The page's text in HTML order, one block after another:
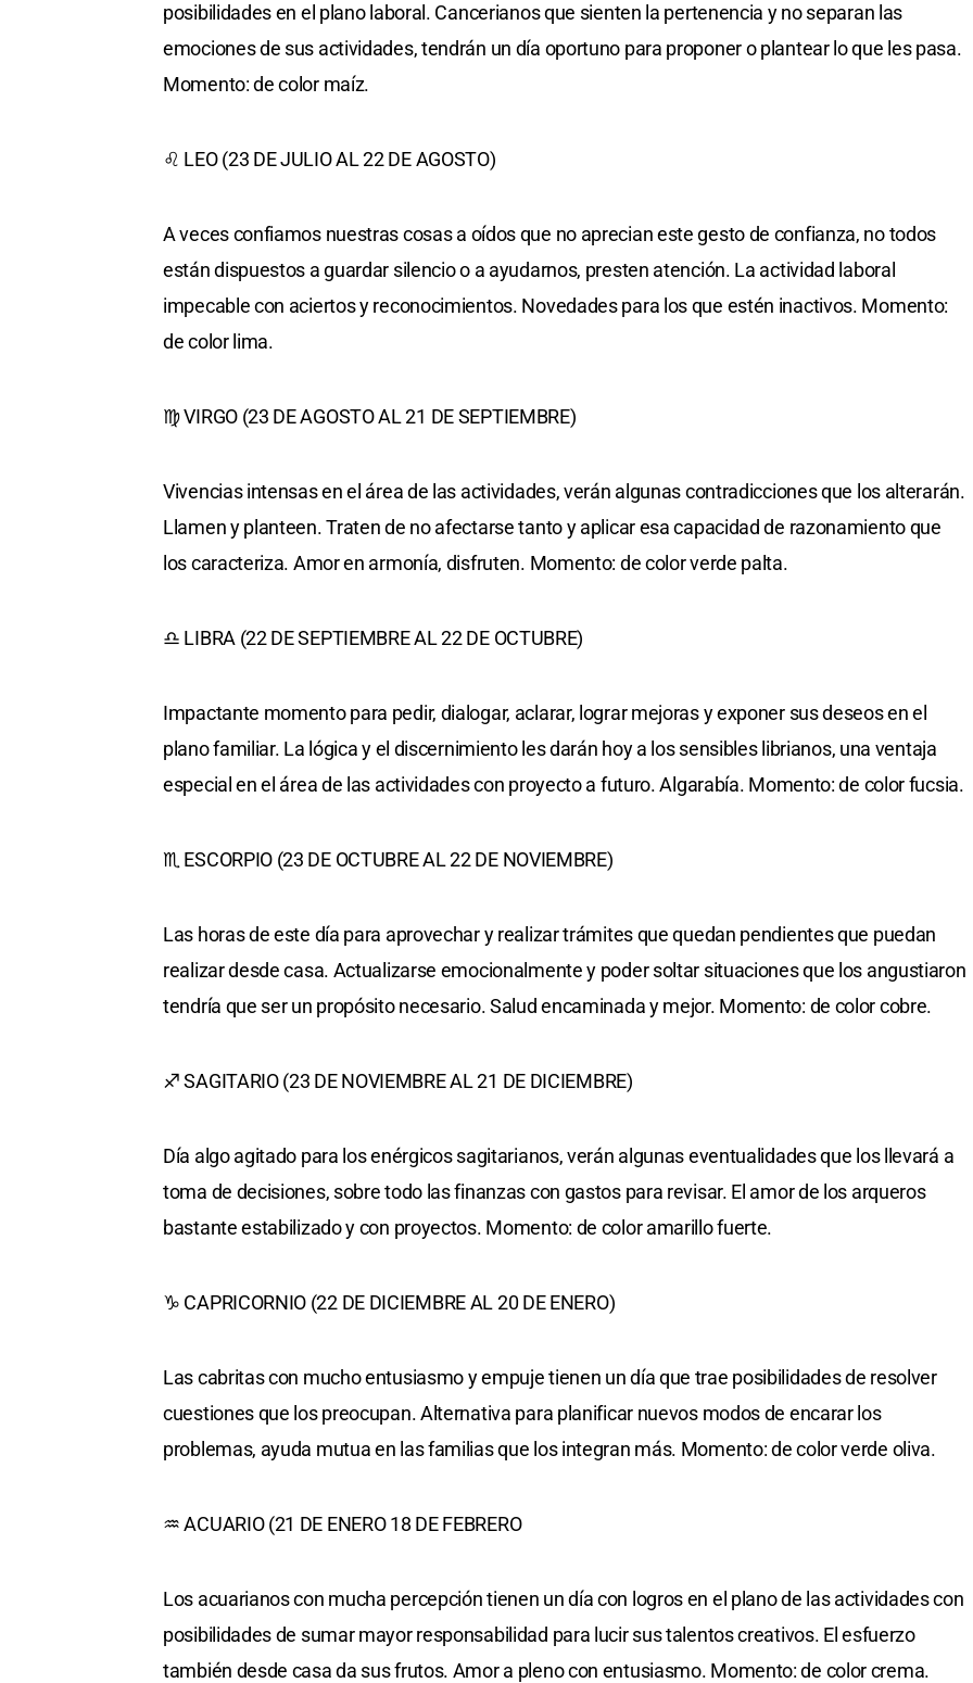
posibilidades en el plano laboral. Cancerianos que sienten la pertenencia y no separan las
emociones de sus actividades, tendrán un día oportuno para proponer o plantear lo que les pasa.
Momento: de color maíz.
♌ LEO (23 DE JULIO AL 22 DE AGOSTO)
A veces confiamos nuestras cosas a oídos que no aprecian este gesto de confianza, no todos
están dispuestos a guardar silencio o a ayudarnos, presten atención. La actividad laboral
impecable con aciertos y reconocimientos. Novedades para los que estén inactivos. Momento:
de color lima.
♍ VIRGO (23 DE AGOSTO AL 21 DE SEPTIEMBRE)
Vivencias intensas en el área de las actividades, verán algunas contradicciones que los alterarán.
Llamen y planteen. Traten de no afectarse tanto y aplicar esa capacidad de razonamiento que
los caracteriza. Amor en armonía, disfruten. Momento: de color verde palta.
♎ LIBRA (22 DE SEPTIEMBRE AL 22 DE OCTUBRE)
Impactante momento para pedir, dialogar, aclarar, lograr mejoras y exponer sus deseos en el
plano familiar. La lógica y el discernimiento les darán hoy a los sensibles librianos, una ventaja
especial en el área de las actividades con proyecto a futuro. Algarabía. Momento: de color fucsia.
♏ ESCORPIO (23 DE OCTUBRE AL 22 DE NOVIEMBRE)
Las horas de este día para aprovechar y realizar trámites que quedan pendientes que puedan
realizar desde casa. Actualizarse emocionalmente y poder soltar situaciones que los angustiaron
tendría que ser un propósito necesario. Salud encaminada y mejor. Momento: de color cobre.
♐ SAGITARIO (23 DE NOVIEMBRE AL 21 DE DICIEMBRE)
Día algo agitado para los enérgicos sagitarianos, verán algunas eventualidades que los llevará a
toma de decisiones, sobre todo las finanzas con gastos para revisar. El amor de los arqueros
bastante estabilizado y con proyectos. Momento: de color amarillo fuerte.
♑ CAPRICORNIO (22 DE DICIEMBRE AL 20 DE ENERO)
Las cabritas con mucho entusiasmo y empuje tienen un día que trae posibilidades de resolver
cuestiones que los preocupan. Alternativa para planificar nuevos modos de encarar los
problemas, ayuda mutua en las familias que los integran más. Momento: de color verde oliva.
♒ ACUARIO (21 DE ENERO 18 DE FEBRERO
Los acuarianos con mucha percepción tienen un día con logros en el plano de las actividades con
posibilidades de sumar mayor responsabilidad para lucir sus talentos creativos. El esfuerzo
también desde casa da sus frutos. Amor a pleno con entusiasmo. Momento: de color crema.